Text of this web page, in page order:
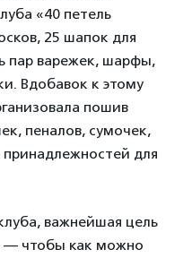
«40 петель
25 шапок для
пар варежек, шарфы,
Вдобавок к этому
пошив
пеналов, сумочек,
для
важнейшая цель
— чтобы как можно